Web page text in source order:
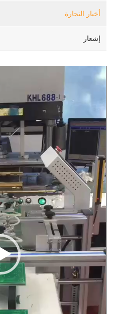
أخبار التجارة
إشعار
Video